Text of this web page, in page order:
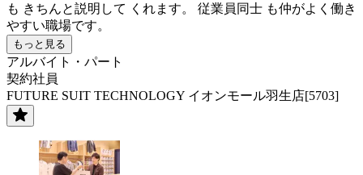
も きちんと説明して くれます。 従業員同士 も仲がよく働き
やすい職場です。
もっと見る
アルバイト・パート
契約社員
FUTURE SUIT TECHNOLOGY イオンモール羽生店[5703]